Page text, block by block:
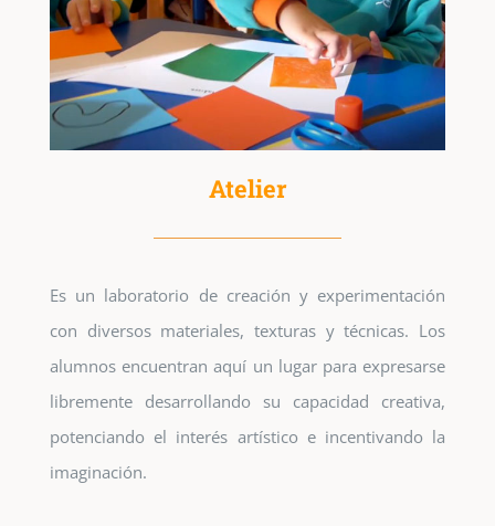
Atelier
Es un laboratorio de creación y experimentación
con diversos materiales, texturas y técnicas. Los
alumnos encuentran aquí un lugar para expresarse
libremente desarrollando su capacidad creativa,
potenciando el interés artístico e incentivando la
imaginación.